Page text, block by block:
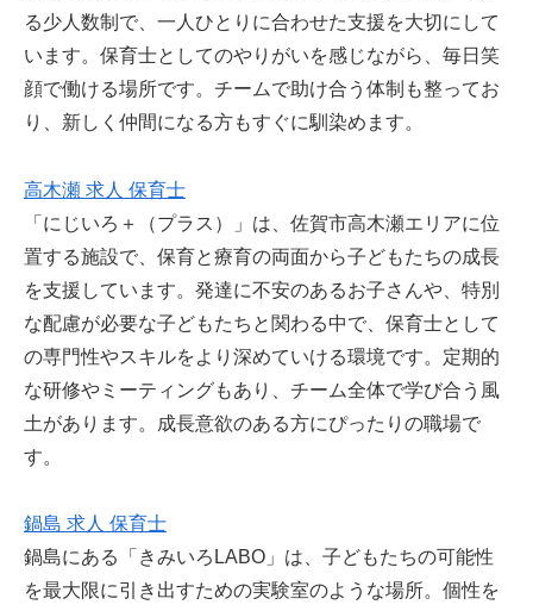
る少人数制で、一人ひとりに合わせた支援を大切にして
います。保育士としてのやりがいを感じながら、毎日笑
顔で働ける場所です。チームで助け合う体制も整ってお
り、新しく仲間になる方もすぐに馴染めます。
高木瀬 求人 保育士
「にじいろ＋（プラス）」は、佐賀市高木瀬エリアに位
置する施設で、保育と療育の両面から子どもたちの成長
を支援しています。発達に不安のあるお子さんや、特別
な配慮が必要な子どもたちと関わる中で、保育士として
の専門性やスキルをより深めていける環境です。定期的
な研修やミーティングもあり、チーム全体で学び合う風
土があります。成長意欲のある方にぴったりの職場で
す。
鍋島 求人 保育士
鍋島にある「きみいろLABO」は、子どもたちの可能性
を最大限に引き出すための実験室のような場所。個性を